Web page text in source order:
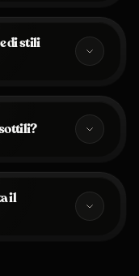
di stili
il